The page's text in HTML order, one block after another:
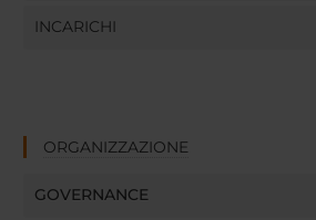
INCARICHI
ORGANIZZAZIONE
GOVERNANCE